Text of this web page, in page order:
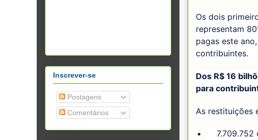
Os dois
representam
pagas este
contribuintes.
Dos R$ 16
para
As restituições
7.709.752
Inscrever-se
Postagens
Comentários